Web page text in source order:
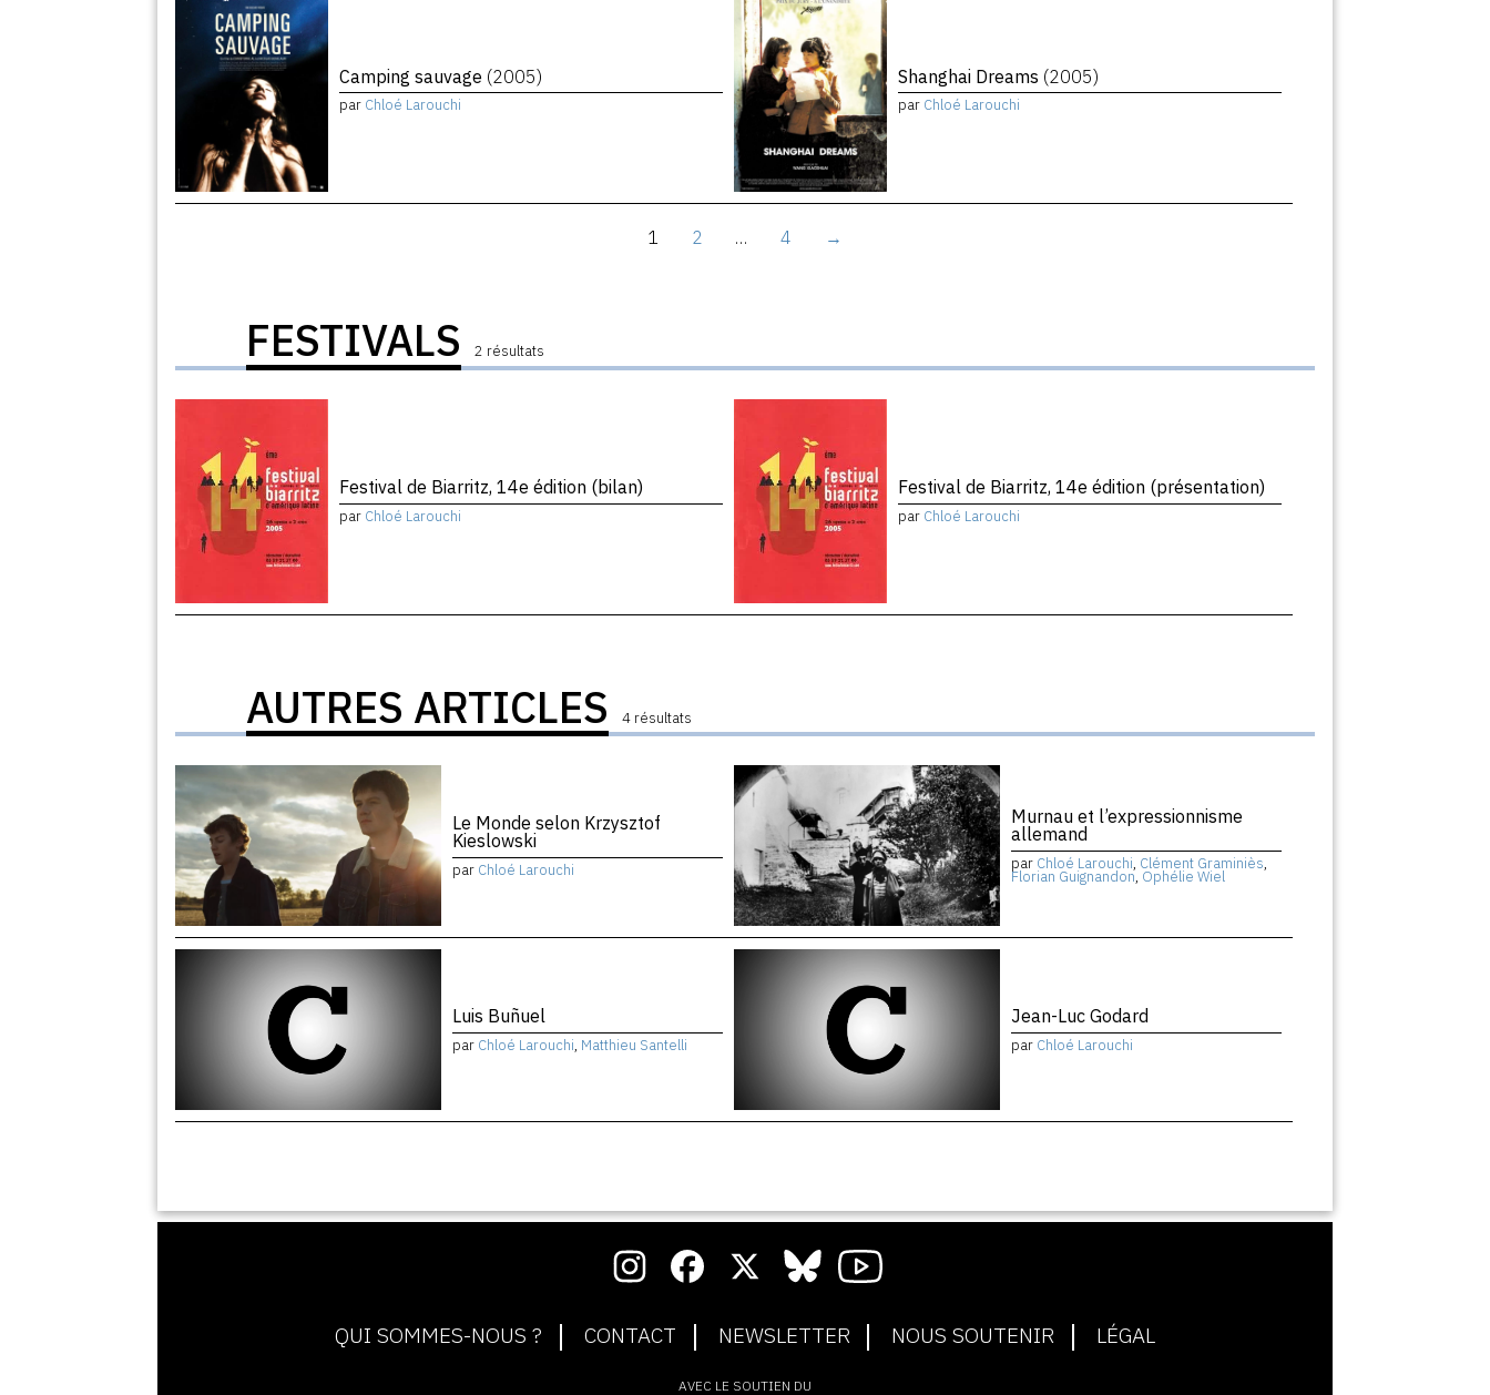
Camping sauvage (2005)
par Chloé Larouchi
Shanghai Dreams (2005)
par Chloé Larouchi
1 2 … 4 →
FESTIVALS 2 résultats
Festival de Biarritz, 14e édition (bilan)
par Chloé Larouchi
Festival de Biarritz, 14e édition (présentation)
par Chloé Larouchi
AUTRES ARTICLES 4 résultats
Le Monde selon Krzysztof
Kieslowski
par Chloé Larouchi
Murnau et l’expressionnisme
allemand
par Chloé Larouchi, Clément Graminiès,
Florian Guignandon, Ophélie Wiel
Luis Buñuel
par Chloé Larouchi, Matthieu Santelli
Jean-Luc Godard
par Chloé Larouchi
QUI SOMMES-NOUS ? CONTACT NEWSLETTER NOUS SOUTENIR LÉGAL
AVEC LE SOUTIEN DU